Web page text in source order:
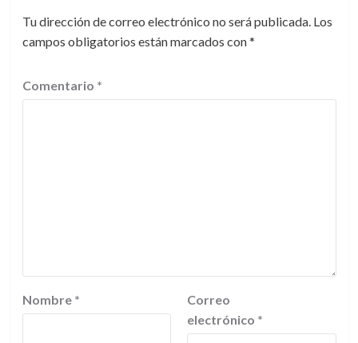
Tu dirección de correo electrónico no será publicada. Los
campos obligatorios están marcados con*
Comentario *
Nombre *
Correo
electrónico *